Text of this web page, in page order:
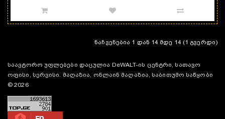
ნაჩვენებია 1 დან 14 მდე 14 (1 გვერდი)
საავტორო უფლებები დაცულია DeWALT-ის ცენტრი, სათავო
ოფისი, სერვისი. მაღაზია, ონლაინ მაღაზია, საბითუმო საწყობი
© 2026